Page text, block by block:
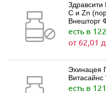
C и Zn
Внешторг
есть в
от 62,01
Эхинацея
есть в